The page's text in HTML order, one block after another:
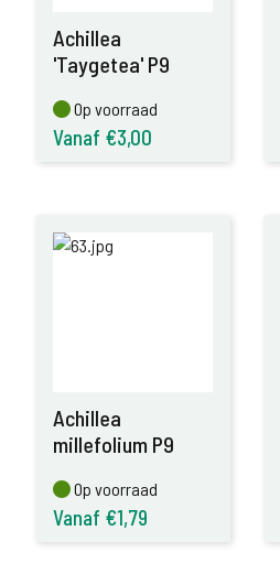
Achillea
'Taygetea' P9
Op voorraad
Op voorraad
Vanaf €3,00
Achillea
millefolium P9
Op voorraad
Op voorraad
Vanaf €1,79